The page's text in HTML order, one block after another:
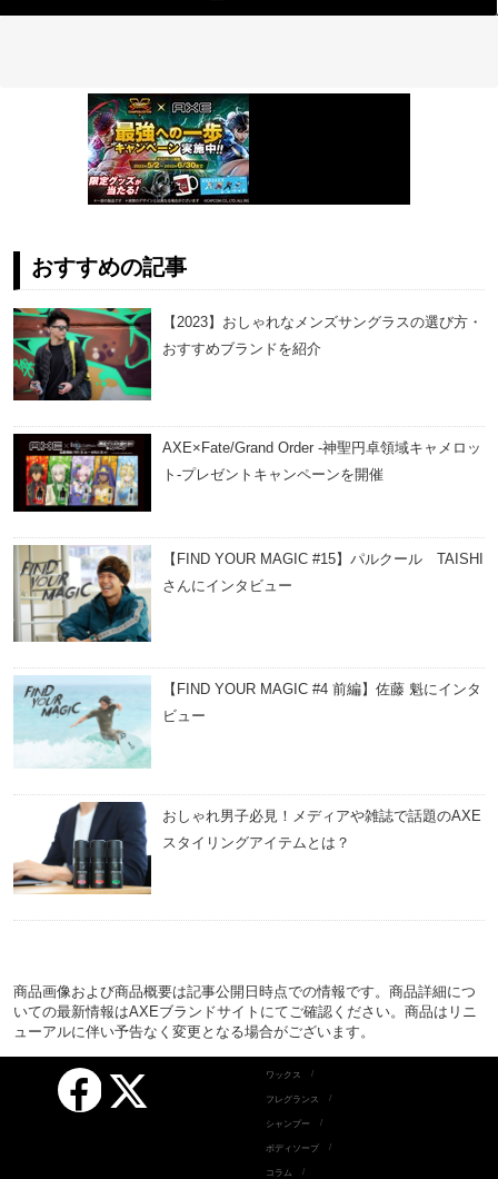
おすすめの記事
【2023】おしゃれなメンズサングラスの選び方・
おすすめブランドを紹介
AXE×Fate/Grand Order -神聖円卓領域キャメロッ
ト-プレゼントキャンペーンを開催
【FIND YOUR MAGIC #15】パルクール TAISHI
さんにインタビュー
【FIND YOUR MAGIC #4 前編】佐藤 魁にインタ
ビュー
おしゃれ男子必見！メディアや雑誌で話題のAXE
スタイリングアイテムとは？
商品画像および商品概要は記事公開日時点での情報です。商品詳細につ
いての最新情報はAXEブランドサイトにてご確認ください。商品はリニ
ューアルに伴い予告なく変更となる場合がございます。
Facebook ワックス
フレグランス
シャンプー
ボディソープ
コラム